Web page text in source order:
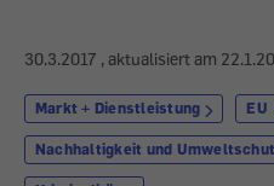
30.3.2017 , aktualisiert am
Markt + Dienstleistung EU
Nachhaltigkeit und